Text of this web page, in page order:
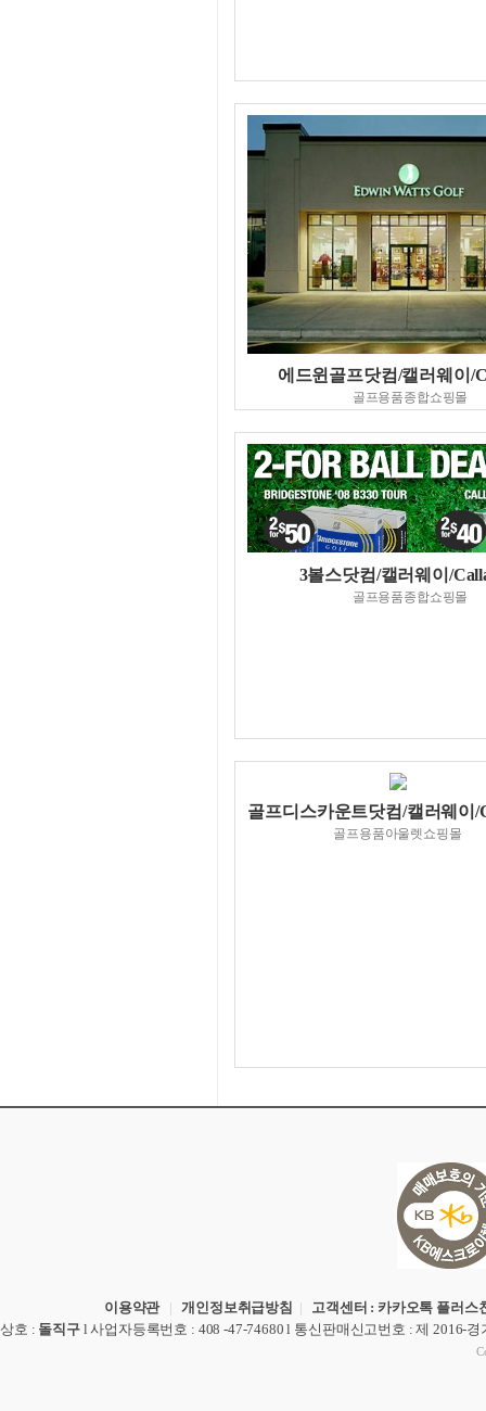
에드윈골프닷컴/캘러웨이/
골프용품종합쇼핑몰
3볼스닷컴/캘러웨이/
골프용품종합쇼핑몰
골프디스카운트닷컴/캘러웨이/
골프용품아울렛쇼핑몰
이용약관 |개인정보취급방침 | 고객센터 : 카카오톡 플러스
상호 : 돌직구 l사업자등록번호 : 408 -47-74680 l 통신판매신고번호 : 제 2016-